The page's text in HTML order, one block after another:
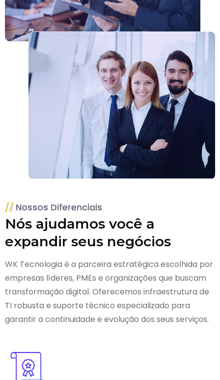
Nossos Diferenciais
Nós ajudamos você a
expandir seus negócios
WK Tecnologia é a parceira estratégica escolhida por
empresas líderes, PMEs e organizações que buscam
transformação digital. Oferecemos infraestrutura de
TI robusta e suporte técnico especializado para
garantir a continuidade e evolução dos seus serviços.